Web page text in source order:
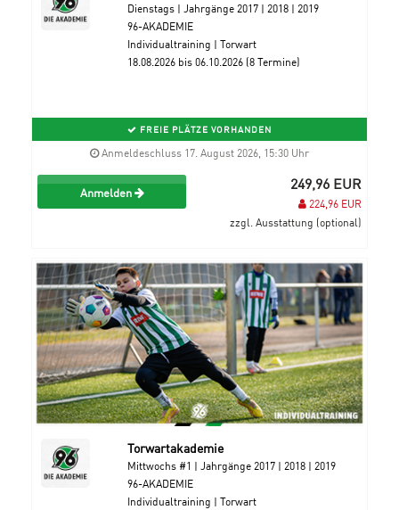
Dienstags | Jahrgänge 2017 | 2018 | 2019
96-AKADEMIE
Individualtraining | Torwart
18.08.2026 bis 06.10.2026 (8 Termine)
FREIE PLÄTZE VORHANDEN
Anmeldeschluss 17. August 2026, 15:30 Uhr
Anmelden 249,96 EUR
224,96 EUR
zzgl. Ausstattung (optional)
Torwartakademie
Mittwochs #1 | Jahrgänge 2017 | 2018 | 2019
96-AKADEMIE
Individualtraining | Torwart